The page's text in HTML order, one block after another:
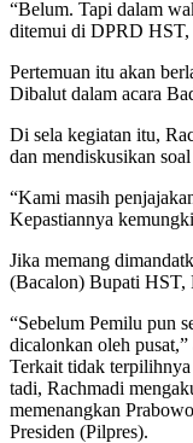
“Belum. Tapi dalam
ditemui di DPRD HST,
Pertemuan itu akan
Dibalut dalam acara
Di sela kegiatan itu,
dan mendiskusikan
“Kami masih
Kepastiannya
Jika memang
(Bacalon) Bupati HST,
“Sebelum Pemilu pun
dicalonkan oleh
Terkait tidak
tadi, Rachmadi
memenangkan
Presiden (Pilpres).